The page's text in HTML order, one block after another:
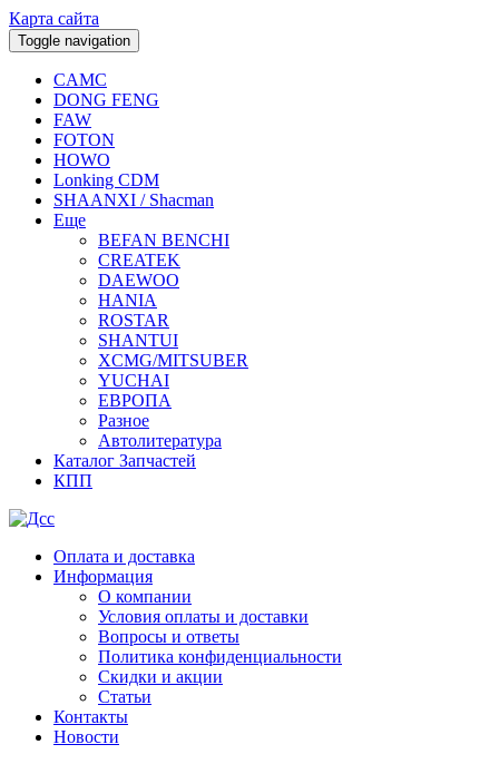
Карта сайта
Toggle navigation
CAMC
DONG FENG
FAW
FOTON
HOWO
Lonking CDM
SHAANXI / Shacman
Еще
BEFAN BENCHI
CREATEK
DAEWOO
HANIA
ROSTAR
SHANTUI
XCMG/MITSUBER
YUCHAI
ЕВРОПА
Разное
Aвтолитература
Каталог Запчастей
КПП
Оплата и доставка
Информация
О компании
Условия оплаты и доставки
Вопросы и ответы
Политика конфиденциальности
Скидки и акции
Статьи
Контакты
Новости